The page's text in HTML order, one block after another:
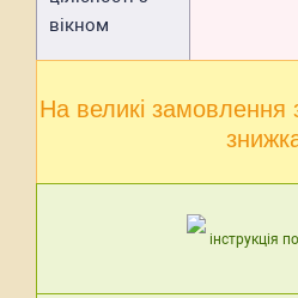
вікном
На великі замовлення
інструкція